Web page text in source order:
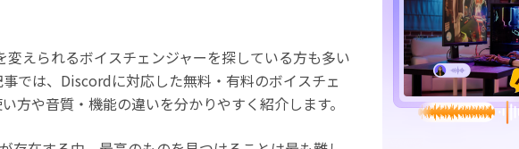
えられるボイスチェンジャーを探している方も多い
では、Discordに対応した無料・有料のボイスチェ
方や音質・機能の違いを分かりやすく紹介します。